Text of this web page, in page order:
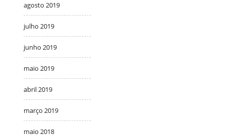
agosto 2019
julho 2019
junho 2019
maio 2019
abril 2019
março 2019
maio 2018